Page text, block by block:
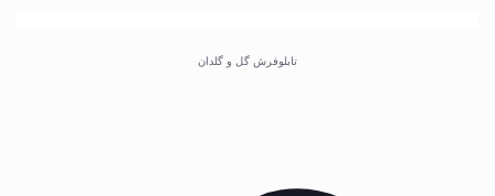
تابلوفرش گل و گلدان